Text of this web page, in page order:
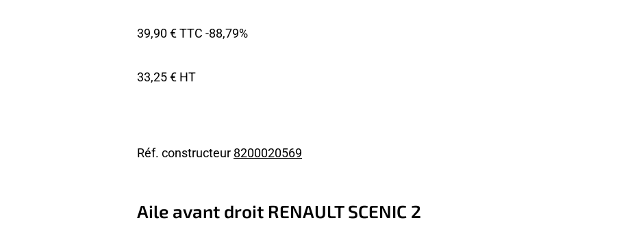
39,90 € TTC -88,79%
33,25 € HT
Réf. constructeur 8200020569
Aile avant droit RENAULT SCENIC 2